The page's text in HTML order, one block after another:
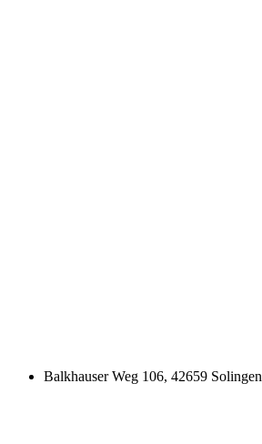
Balkhauser Weg 106, 42659 Solingen